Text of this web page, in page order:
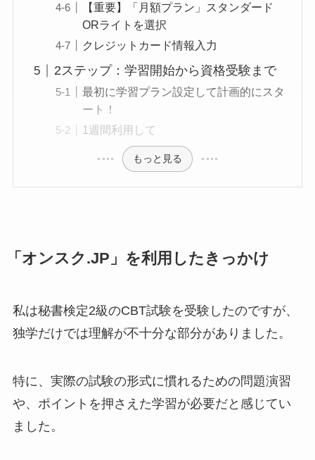
【重要】「月額プラン」スタンダード
ORライトを選択
クレジットカード情報入力
2ステップ：学習開始から資格受験まで
最初に学習プラン設定して計画的にスタ
ート！
1週間利用して
もっと見る
「オンスク.JP」を利用したきっかけ
私は秘書検定2級のCBT試験を受験したのですが、
独学だけでは理解が不十分な部分がありました。
特に、実際の試験の形式に慣れるための問題演習
や、ポイントを押さえた学習が必要だと感じてい
ました。